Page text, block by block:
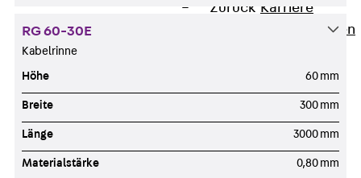
Zurück Karriere
Stellenausschreibungen
RG 60-30E
Kabelrinne
Höhe 60 mm
Breite 300 mm
Länge 3000 mm
Materialstärke 0,80 mm